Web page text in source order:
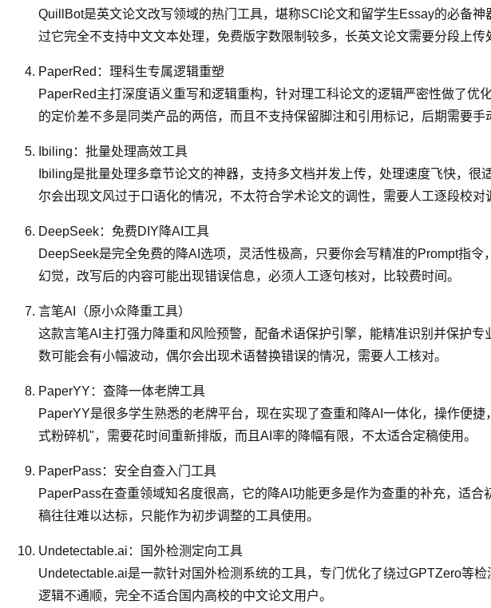
QuillBot是英文论文改写领域的热门工具，堪称SCI论文和留学生Essay的必备
过它完全不支持中文文本处理，免费版字数限制较多，长英文论文需要分段上传
PaperRed：理科生专属逻辑重塑
PaperRed主打深度语义重写和逻辑重构，针对理工科论文的逻辑严密性做了
的定价差不多是同类产品的两倍，而且不支持保留脚注和引用标记，后期需要手
Ibiling：批量处理高效工具
Ibiling是批量处理多章节论文的神器，支持多文档并发上传，处理速度飞快，
尔会出现文风过于口语化的情况，不太符合学术论文的调性，需要人工逐段校对
DeepSeek：免费DIY降AI工具
DeepSeek是完全免费的降AI选项，灵活性极高，只要你会写精准的Prompt指
幻觉，改写后的内容可能出现错误信息，必须人工逐句核对，比较费时间。
言笔AI（原小众降重工具）
这款言笔AI主打强力降重和风险预警，配备术语保护引擎，能精准识别并保护
数可能会有小幅波动，偶尔会出现术语替换错误的情况，需要人工核对。
PaperYY：查降一体老牌工具
PaperYY是很多学生熟悉的老牌平台，现在实现了查重和降AI一体化，操作便
式粉碎机"，需要花时间重新排版，而且AI率的降幅有限，不太适合定稿使用。
PaperPass：安全自查入门工具
PaperPass在查重领域知名度很高，它的降AI功能更多是作为查重的补充，适
稿往往难以达标，只能作为初步调整的工具使用。
Undetectable.ai：国外检测定向工具
Undetectable.ai是一款针对国外检测系统的工具，专门优化了绕过GPTZero等
逻辑不通顺，完全不适合国内高校的中文论文用户。